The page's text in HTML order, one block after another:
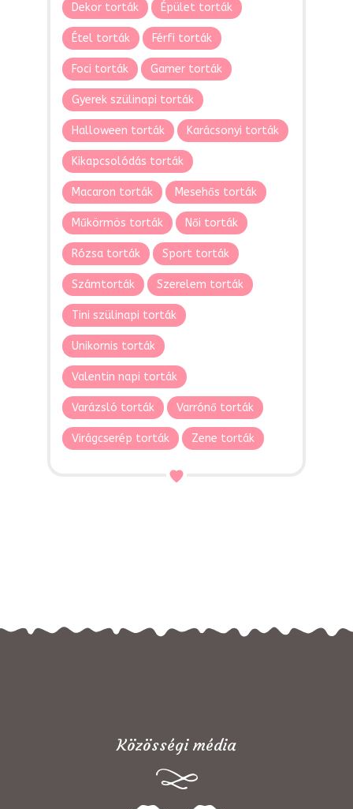
Dekor torták Épület torták
Étel torták Férfi torták
Foci torták Gamer torták
Gyerek szülinapi torták
Halloween torták Karácsonyi torták
Kikapcsolódás torták
Macaron torták Mesehős torták
Műkörmös torták Női torták
Rózsa torták Sport torták
Számtorták Szerelem torták
Tini szülinapi torták
Unikornis torták
Valentin napi torták
Varázsló torták Varrónő torták
Virágcserép torták Zene torták
Közösségi média